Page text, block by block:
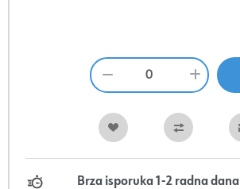
Brza isporuka 1-2 radna dana